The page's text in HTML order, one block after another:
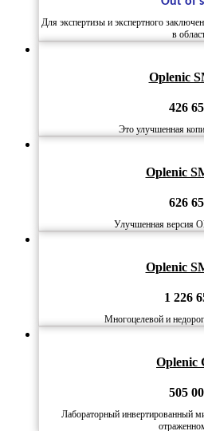
Для экспертизы и экспертного
в
Oplenic
426
Это улучшенная
Oplenic
626
Улучшенная версия
Oplenic
1 226
Многоцелевой и
Oplenic
505
Лабораторный инвертированный